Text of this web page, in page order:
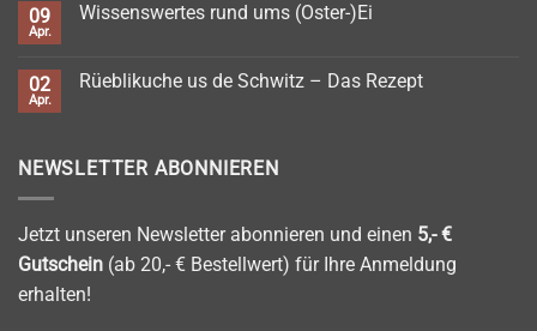
Rezept
Hefe-
09
Apr.
Wissenswertes rund ums (Oster-)Ei
Wissenswertes
02
Apr.
Rüeblikuche us de Schwitz – Das Rezept
us
Das
Rezept
NEWSLETTER ABONNIEREN
Jetzt unseren Newsletter abonnieren und einen 5,- €
Gutschein (ab 20,- € Bestellwert) für Ihre Anmeldung
erhalten!